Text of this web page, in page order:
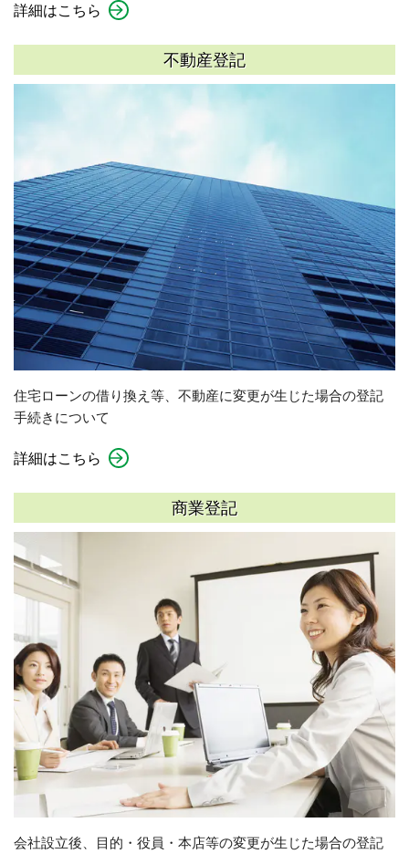
詳細はこちら
不動産登記
住宅ローンの借り換え等、不動産に変更が生じた場合の登記
手続きについて
詳細はこちら
商業登記
会社設立後、目的・役員・本店等の変更が生じた場合の登記